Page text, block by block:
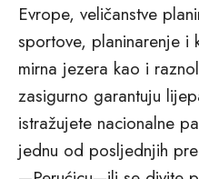
Evrope, veličanstve
sportove, planinarenje i
mirna jezera kao i
zasigurno garantuju
istražujete nacionalne
jednu od posljednjih